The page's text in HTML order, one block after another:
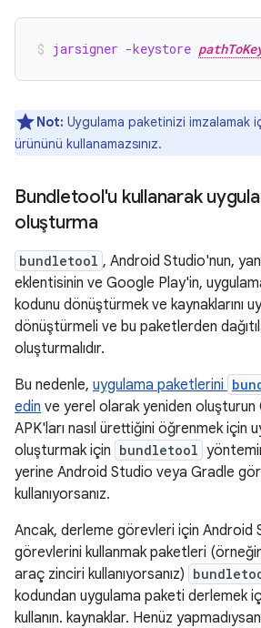
jarsigner -keystore
Not: Uygulama paketinizi imzalamak
ürününü kullanamazsınız.
Bundletool'u kullanarak
oluşturma
bundletool , Android Studio'nun,
eklentisinin ve Google Play'in,
kodunu dönüştürmek ve kaynaklarını
dönüştürmeli ve bu paketlerden
oluşturmalıdır.
Bu nedenle, uygulama paketlerini
edin ve yerel olarak yeniden oluşturun
APK'ları nasıl ürettiğini öğrenmek için
oluşturmak için bundletool
yerine Android Studio veya Gradle
kullanıyorsanız.
Ancak, derleme görevleri için Android
görevlerini kullanmak paketleri
araç zinciri kullanıyorsanız)
kodundan uygulama paketi derlemek
kullanın. kaynaklar. Henüz